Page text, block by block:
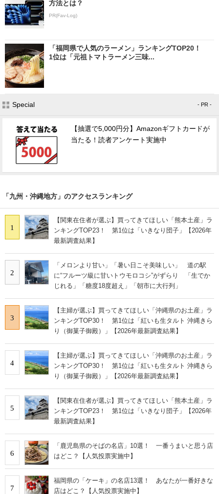
方法とは？
PR(Fav-Log)
「福岡県で人気のラーメン」ランキングTOP20！
1位は「元祖トマトラーメン三味...
Special - PR -
【抽選で5,000円分】Amazonギフトカードが
当たる！読者アンケート実施中
「九州・沖縄地方」のアクセスランキング
1
【関東在住者が選ぶ】買ってきてほしい「熊本土産」ラ
ンキングTOP23！ 第1位は「いきなり団子」【2026年
最新調査結果】
2
「メロンより甘い」「暑い日こそ美味しい」 道の駅
に“フルーツ級に甘いトウモロコシ”がずらり 「生でか
じれる」「糖度18度超え」「朝市に大行列」
3
【主婦が選ぶ】買ってきてほしい「沖縄県のお土産」ラ
ンキングTOP30！ 第1位は「紅いも生タルト 沖縄きら
り（御菓子御殿）」【2026年最新調査結果】
4
【主婦が選ぶ】買ってきてほしい「沖縄県のお土産」ラ
ンキングTOP30！ 第1位は「紅いも生タルト 沖縄きら
り（御菓子御殿）」【2026年最新調査結果】
5
【関東在住者が選ぶ】買ってきてほしい「熊本土産」ラ
ンキングTOP23！ 第1位は「いきなり団子」【2026年
最新調査結果】
6
「鹿児島県のそばの名店」10選！ 一番うまいと思う店
はどこ？【人気投票実施中】
7
福岡県の「ケーキ」の名店13選！ あなたが一番好きな
店はどこ？【人気投票実施中】